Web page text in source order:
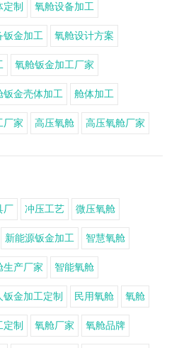
制 氧舱设备加工
钣金加工 氧舱设计方案
氧舱钣金加工厂家
钣金壳体加工 舱体加工
厂家 高压氧舱 高压氧舱厂家
厂 冲压工艺 微压氧舱
新能源钣金加工 智慧氧舱
生产厂家 智能氧舱
钣金加工定制 民用氧舱 氧舱
制 氧舱厂家 氧舱品牌